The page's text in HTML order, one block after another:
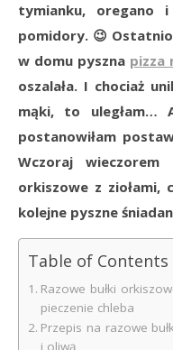
tymianku, oregano
pomidory. 😉 Ostatnio
w domu pyszna pizza
oszalała. I chociaż
mąki, to uległam…
postanowiłam
Wczoraj wieczorem
orkiszowe z ziołami,
kolejne pyszne
Table of Contents
Razowe bułki
pieczenie chleba
Przepis na razowe
i oliwą